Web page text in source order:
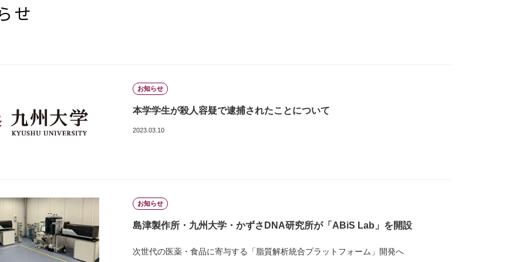
せ
お知らせ
本学学生が殺人容疑で逮捕されたことについて
2023.03.10
お知らせ
島津製作所・九州大学・かずさDNA研究所が「ABiS Lab」を開設
次世代の医薬・食品に寄与する「脂質解析統合プラットフォーム」開発へ